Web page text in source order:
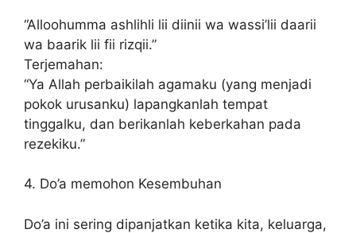
“Alloohumma ashlihli lii diinii wa wassi’lii daarii
wa baarik lii fii rizqii.”
Terjemahan:
“Ya Allah perbaikilah agamaku (yang menjadi
pokok urusanku) lapangkanlah tempat
tinggalku, dan berikanlah keberkahan pada
rezekiku.”
4. Do’a memohon Kesembuhan
Do’a ini sering dipanjatkan ketika kita, keluarga,